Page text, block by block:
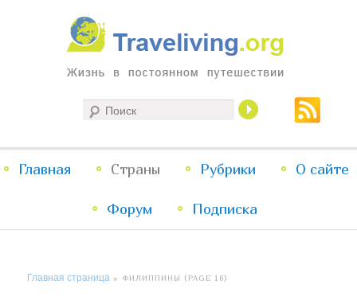
Traveliving
Жизнь в постоянном путешествии
меню
Перейти
к
Перейти
к
Главная Страны Рубрики О сайте
Форум Подписка
Главная страница » ФИЛИППИНЫ (PAGE 16)